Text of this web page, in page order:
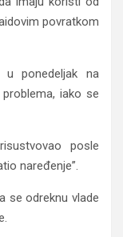
povratkom
u ponedeljak na
iako se
posle
naređenje”.
se odreknu vlade